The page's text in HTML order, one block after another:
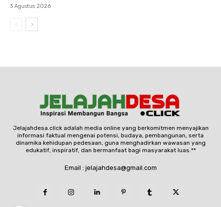
3 Agustus 2026
Jelajahdesa.click adalah media online yang berkomitmen menyajikan
informasi faktual mengenai potensi, budaya, pembangunan, serta
dinamika kehidupan pedesaan, guna menghadirkan wawasan yang
edukatif, inspiratif, dan bermanfaat bagi masyarakat luas.**
Email : jelajahdesa@gmail.com